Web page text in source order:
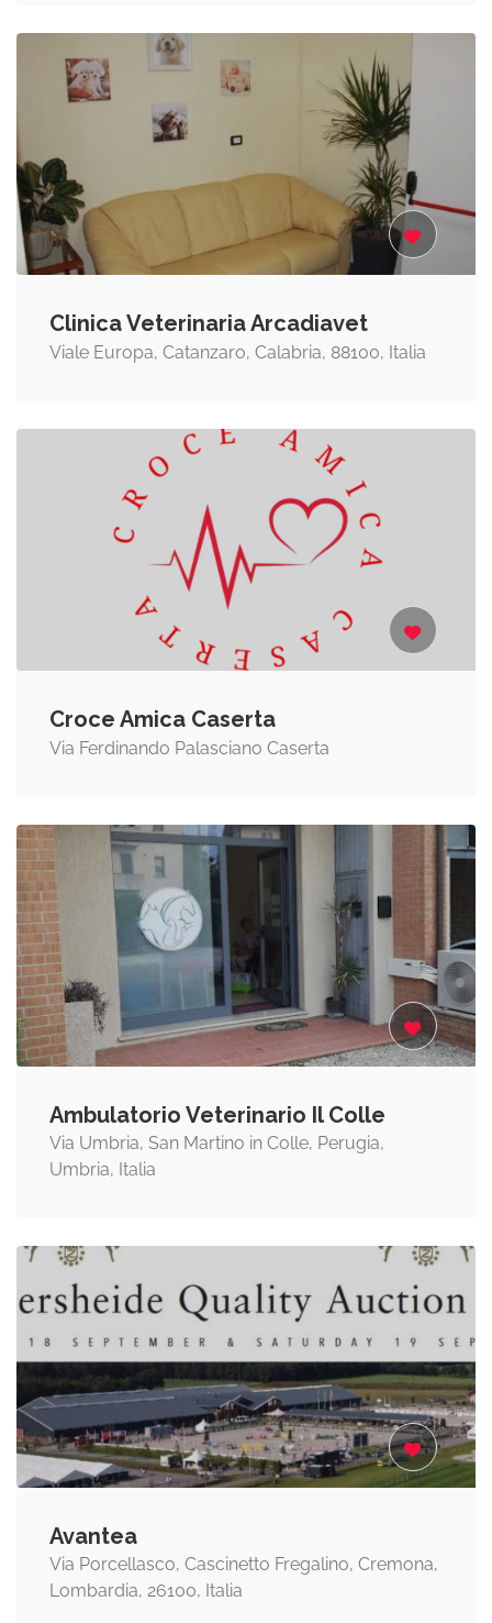
Clinica Veterinaria Arcadiavet
Viale Europa, Catanzaro, Calabria, 88100, Italia
Croce Amica Caserta
Via Ferdinando Palasciano Caserta
Ambulatorio Veterinario Il Colle
Via Umbria, San Martino in Colle, Perugia,
Umbria, Italia
Avantea
Via Porcellasco, Cascinetto Fregalino, Cremona,
Lombardia, 26100, Italia